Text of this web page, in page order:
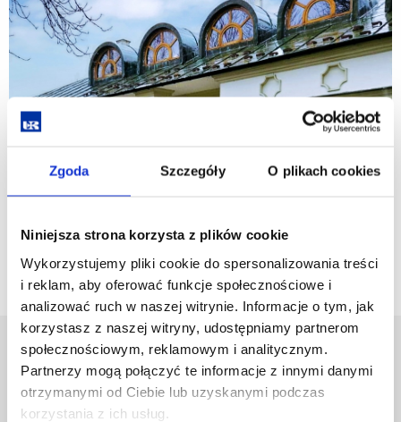
Zgoda Szczegóły O plikach cookies
Niniejsza strona korzysta z plików cookie
Wykorzystujemy pliki cookie do spersonalizowania treści
i reklam, aby oferować funkcje społecznościowe i
analizować ruch w naszej witrynie. Informacje o tym, jak
korzystasz z naszej witryny, udostępniamy partnerom
społecznościowym, reklamowym i analitycznym.
Partnerzy mogą połączyć te informacje z innymi danymi
otrzymanymi od Ciebie lub uzyskanymi podczas
korzystania z ich usług.
University of Rzeszów
Al. Tadeusza Rejtana 16C
35-959 Rzeszów, Poland
Email:info@ur.edu.pl